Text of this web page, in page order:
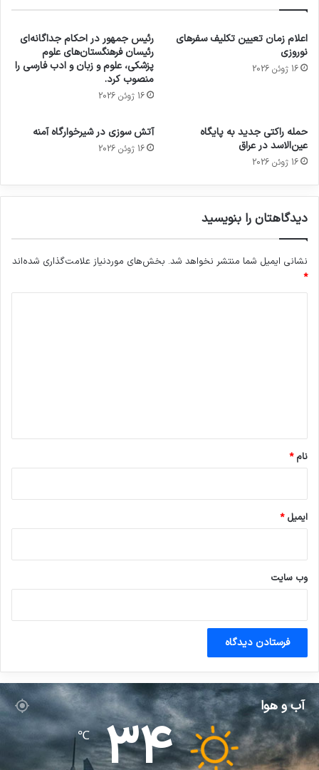
اعلام زمان تعیین تکلیف سفرهای
نوروزی
16 ژوئن 2026
رئیس جمهور در احکام جداگانه‌ای
رئیسان فرهنگستان‌های علوم
پزشکی، علوم و زبان و ادب فارسی را
منصوب کرد.
16 ژوئن 2026
حمله راکتی جدید به پایگاه
عین‌الاسد در عراق
16 ژوئن 2026
آتش سوزی در شیرخوارگاه آمنه
16 ژوئن 2026
دیدگاهتان را بنویسید
نشانی ایمیل شما منتشر نخواهد شد. بخش‌های موردنیاز علامت‌گذاری شده‌اند
*
نام*
ایمیل*
وب‌ سایت
آب و هوا
34
℃